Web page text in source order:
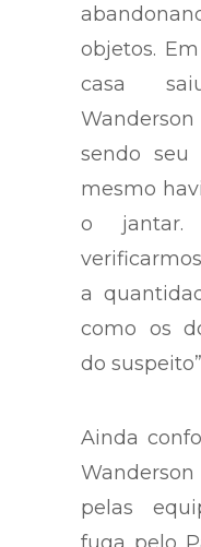
objetos.
casa
sendo
mesmo
o jantar.
a
como os
do
Ainda
pelas